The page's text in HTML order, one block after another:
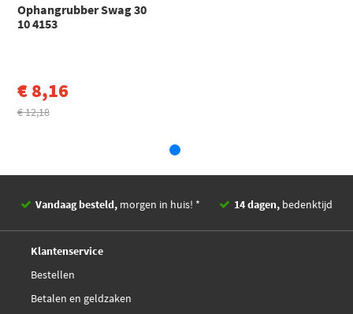
Audi
A3
A3 (8V1, 8VK) (2012 - 2020)
Ophangrubber Swag 30
10 4153
€ 8,16
€ 12,18
Vandaag besteld, morgen in huis! * 14 dagen, bedenktijd
Klantenservice
Bestellen
Betalen en geldzaken